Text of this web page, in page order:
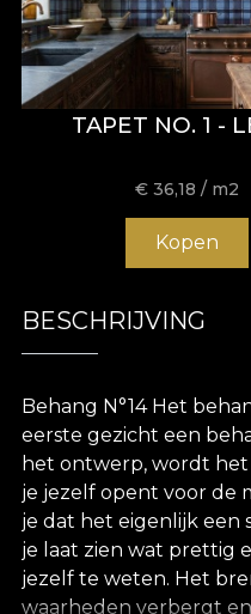
TAPET NO. 1 -
€ 36,18 / m2
Kopen
BESCHRIJVING
Behang N°14 Het
eerste gezicht een
het ontwerp, wordt het
je jezelf opent voor de
je dat het eigenlijk een
je laat zien wat prettig
jezelf te weten. Het
waarheden verbergt